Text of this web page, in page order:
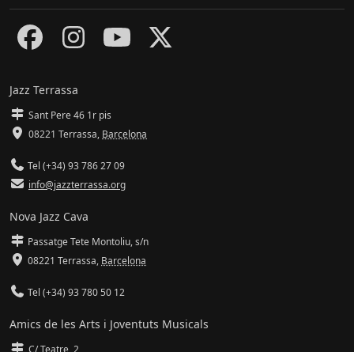
Jazz Terrassa
Sant Pere 46 1r pis
08221 Terrassa, Barcelona
Tel (+34) 93 786 27 09
info@jazzterrassa.org
Nova Jazz Cava
Passatge Tete Montoliu, s/n
08221 Terrassa, Barcelona
Tel (+34) 93 780 50 12
Amics de les Arts i Joventuts Musicals
C/ Teatre, 2